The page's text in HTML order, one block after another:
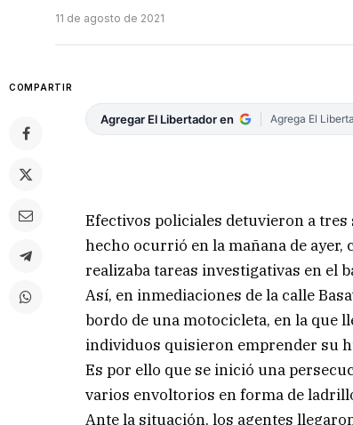
11 de agosto de 2021
COMPARTIR
Agregar El Libertador en Agrega El
Efectivos policiales detuvieron a
hecho ocurrió en la mañana de
realizaba tareas investigativas en el
Así, en inmediaciones de la calle
bordo de una motocicleta, en la que
individuos quisieron emprender su
Es por ello que se inició una
varios envoltorios en forma de
Ante la situación, los agentes